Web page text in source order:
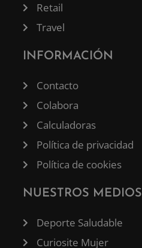
Retail
Travel
INFORMACIÓN
Contacto
Colabora
Calculadoras
Política de privacidad
Política de cookies
NUESTROS MEDIOS
Deporte Saludable
Curiosite Mujer